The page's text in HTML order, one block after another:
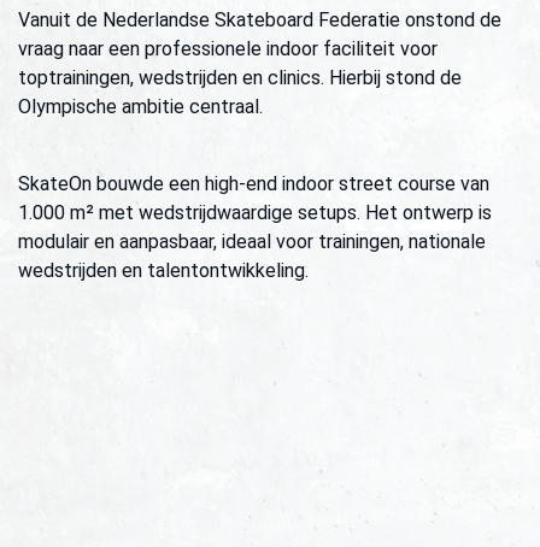
Vanuit de Nederlandse Skateboard Federatie onstond de
vraag naar een professionele indoor faciliteit voor
toptrainingen, wedstrijden en clinics. Hierbij stond de
Olympische ambitie centraal.
SkateOn bouwde een high-end indoor street course van
1.000 m² met wedstrijdwaardige setups. Het ontwerp is
modulair en aanpasbaar, ideaal voor trainingen, nationale
wedstrijden en talentontwikkeling.